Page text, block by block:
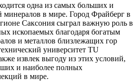
одна из самых больших и
в мире. Город Фрайберг в
Саксония сыграл важную роль в
ископаемых благодаря богатым
и металлов близлежащих гор
университет TU
извлек выгоду из этих условий,
и наиболее полных
в мире.